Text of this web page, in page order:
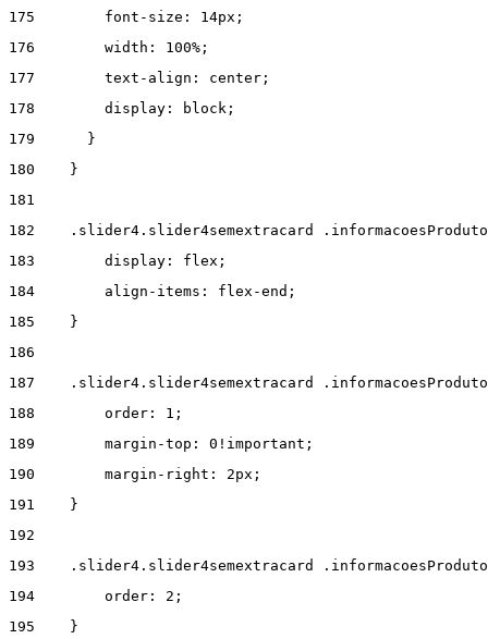
175
        font-size: 14px;
176
        width: 100%;
177
        text-align: center;
178
        display: block;
179
      }
180
    }
181
182
.slider4.slider4semextracard
183
        display: flex;
184
        align-items: flex-end;
185
    }
186
187
.slider4.slider4semextracard
188
        order: 1;
189
        margin-top: 0!important;
190
        margin-right: 2px;
191
    }
192
193
.slider4.slider4semextracard
194
        order: 2;
195
    }